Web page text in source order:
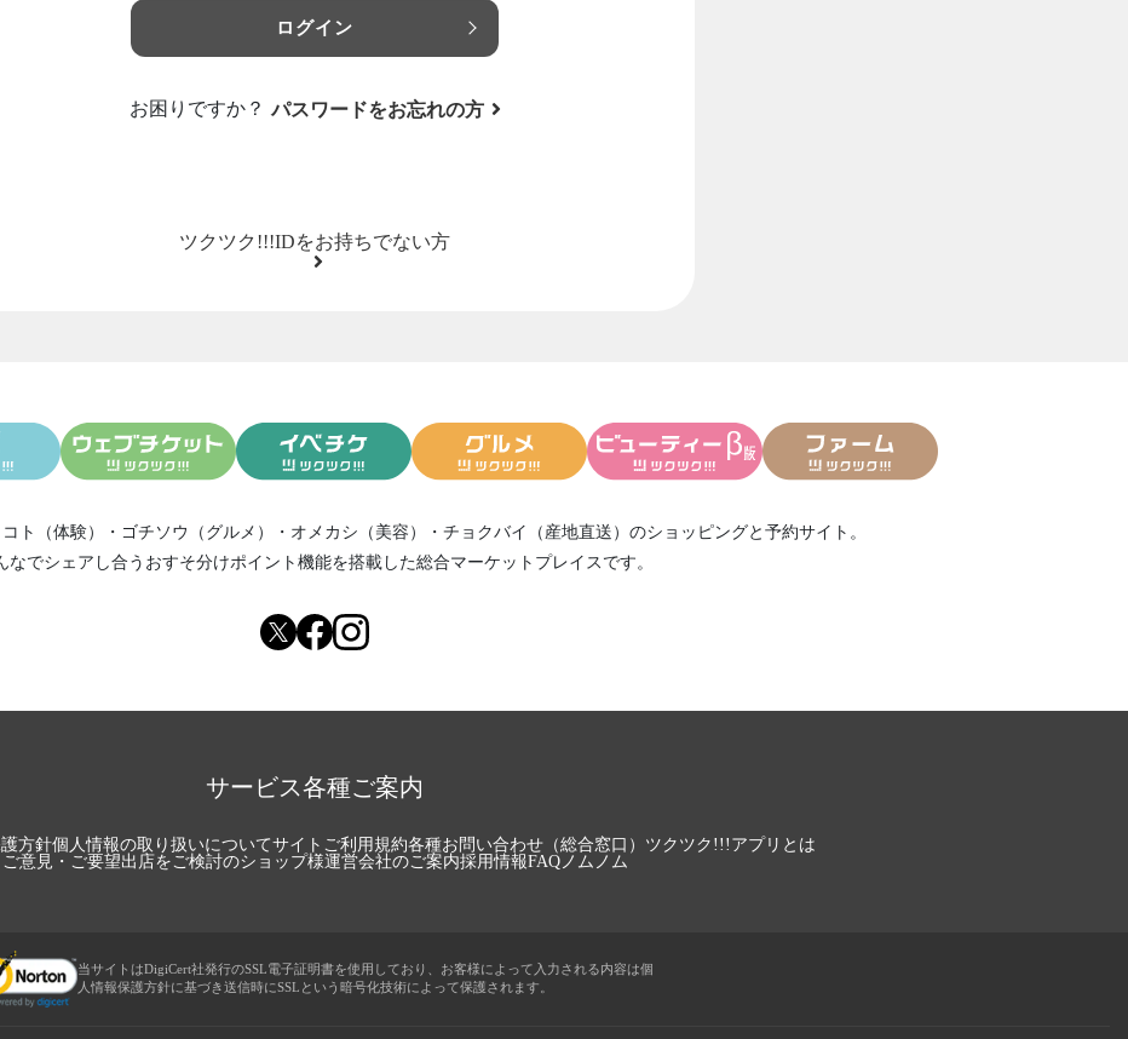
ログイン
お困りですか？ パスワードをお忘れの方
ツクツク!!!IDをお持ちでない方
コト（体験） ・ ゴチソウ（グルメ） ・ オメカシ（美容） ・ チョクバイ（産地直送） のショッピングと予約サイト。
なでシェアし合う おすそ分けポイント機能を搭載した総合マーケットプレイスです。
サービス各種ご案内
方針個人情報の取り扱いについてサイトご利用規約各種お問い合わせ（総合窓口） ツクツク!!!アプリとは
ご意見・ご要望出店をご検討のショップ様運営会社のご案内採用情報FAQノムノム
当サイトはDigiCert社発行のSSL電子証明書を使用しており、お客様によって入力される内容は個
人情報保護方針に基づき送信時にSSLという暗号化技術によって保護されます。